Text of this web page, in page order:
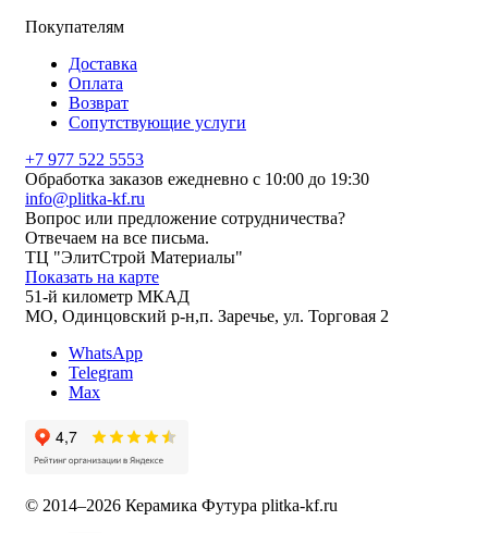
Покупателям
Доставка
Оплата
Возврат
Сопутствующие услуги
+7 977 522 5553
Обработка заказов ежедневно с 10:00 до 19:30
info@plitka-kf.ru
Вопрос или предложение сотрудничества?
Отвечаем на все письма.
ТЦ "ЭлитСтрой Материалы"
Показать на карте
51-й километр МКАД
МО, Одинцовский р-н,п. Заречье, ул. Торговая 2
WhatsApp
Telegram
Max
© 2014–2026 Керамика Футура plitka-kf.ru